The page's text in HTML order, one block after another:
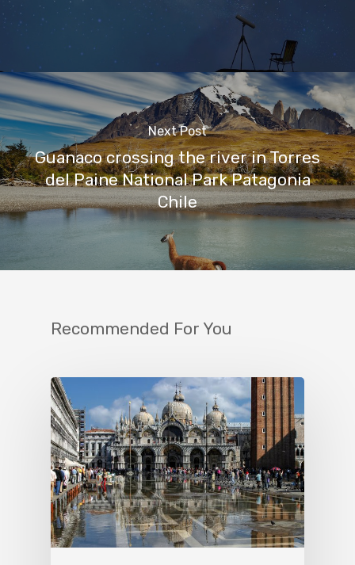
Next Post
Guanaco crossing the river in Torres
del Paine National Park Patagonia
Chile
Recommended For You